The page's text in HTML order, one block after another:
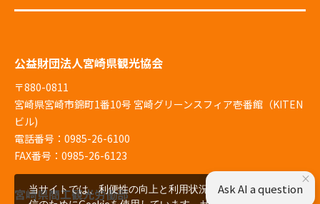
公益財団法人宮崎県観光協会
〒880-0811
宮崎県宮崎市錦町1番10号 宮崎グリーンスフィア壱番館（KITEN
ビル)
電話番号：0985-26-6100
FAX番号：0985-26-6123
宮崎県商工観光労働部
当サイトでは、利便性の向上と利用状況の解析、広告配
×
Ask AI a question